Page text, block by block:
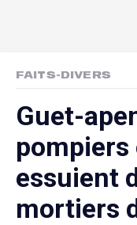
FAITS-DIVERS
Guet-
essuient
mortiers